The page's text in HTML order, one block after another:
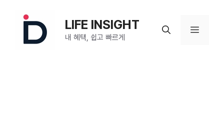
LIFE INSIGHT
내 혜택, 쉽고 빠르게
메